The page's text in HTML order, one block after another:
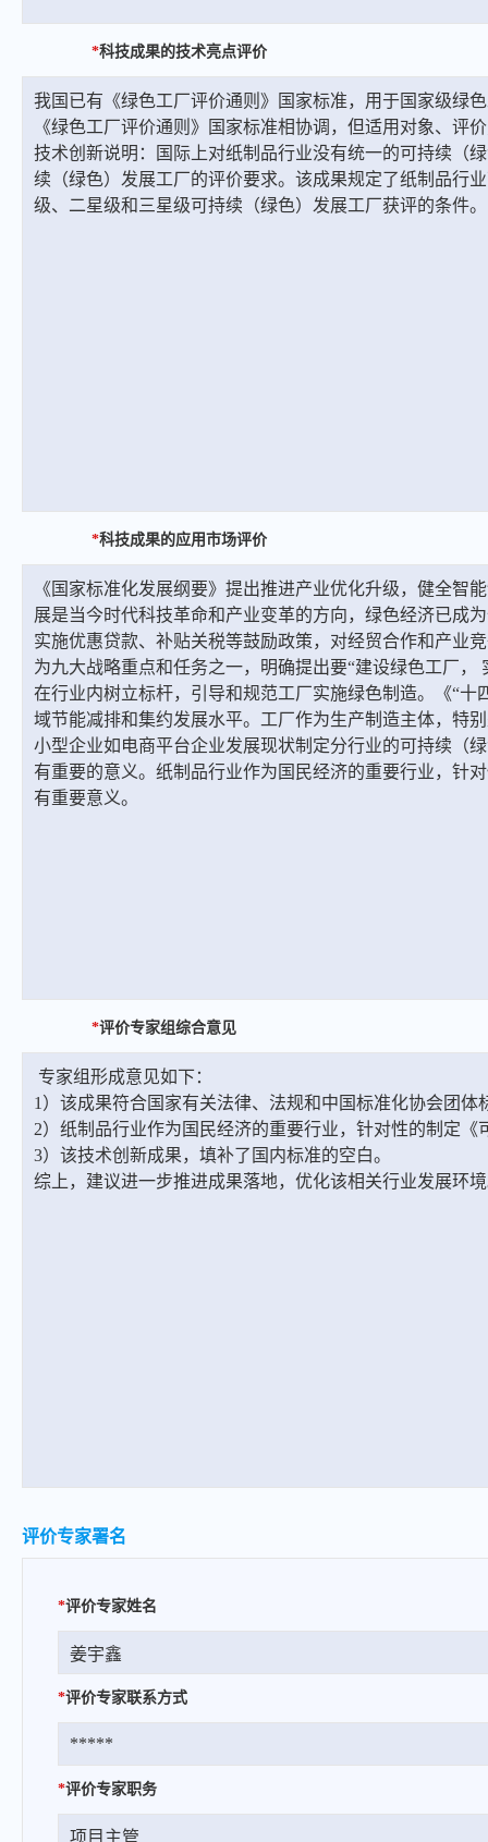
*科技成果的技术亮点评价
*科技成果的应用市场评价
*评价专家组综合意见
评价专家署名
*评价专家姓名
*评价专家联系方式
*评价专家职务